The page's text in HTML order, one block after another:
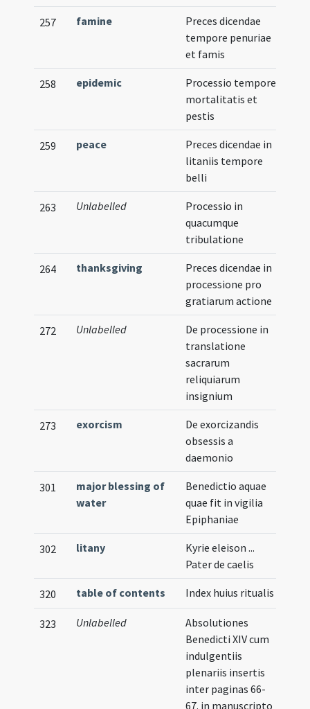
257 famine
Preces dicendae
tempore penuriae
et famis
258 epidemic
Processio tempore
mortalitatis et
pestis
259 peace
Preces dicendae in
litaniis tempore
belli
263 Unlabelled
Processio in
quacumque
tribulatione
264 thanksgiving
Preces dicendae in
processione pro
gratiarum actione
272 Unlabelled
De processione in
translatione
sacrarum
reliquiarum
insignium
273 exorcism
De exorcizandis
obsessis a
daemonio
301
major blessing of
water
Benedictio aquae
quae fit in vigilia
Epiphaniae
302 litany
Kyrie eleison ...
Pater de caelis
320 table of contents Index huius ritualis
323 Unlabelled
Absolutiones
Benedicti XIV cum
indulgentiis
plenariis insertis
inter paginas 66-
67. in manuscripto